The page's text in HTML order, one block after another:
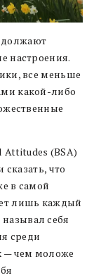
настроения.
все меньше
какой-либо
Attitudes (BSA)
сказать, что
в самой
лишь каждый
себя
среди
— чем моложе